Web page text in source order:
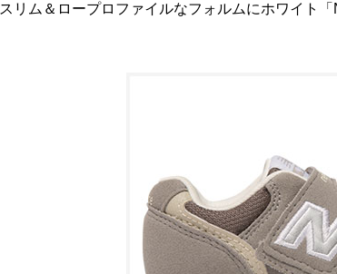
スリム＆ロープロファイルなフォルムにホワイト「